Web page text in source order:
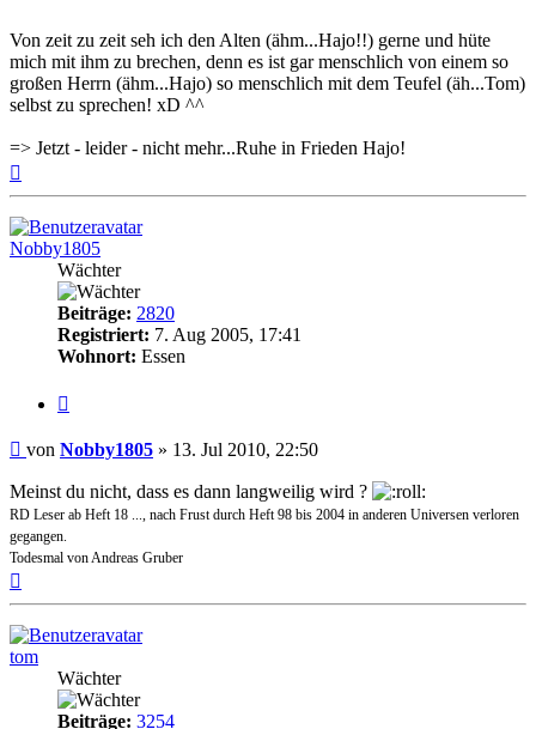
Von zeit zu zeit seh ich den Alten (ähm...Hajo!!) gerne und hüte
mich mit ihm zu brechen, denn es ist gar menschlich von einem so
großen Herrn (ähm...Hajo) so menschlich mit dem Teufel (äh...Tom)
selbst zu sprechen! xD ^^
=> Jetzt - leider - nicht mehr...Ruhe in Frieden Hajo!
Nobby1805
Wächter
Beiträge: 2820
Registriert: 7. Aug 2005, 17:41
Wohnort: Essen
Beitrag
von Nobby1805 » 13. Jul 2010, 22:50
Meinst du nicht, dass es dann langweilig wird ?
RD Leser ab Heft 18 ..., nach Frust durch Heft 98 bis 2004 in anderen Universen verloren
gegangen.
Todesmal von Andreas Gruber
tom
Wächter
Beiträge: 3254